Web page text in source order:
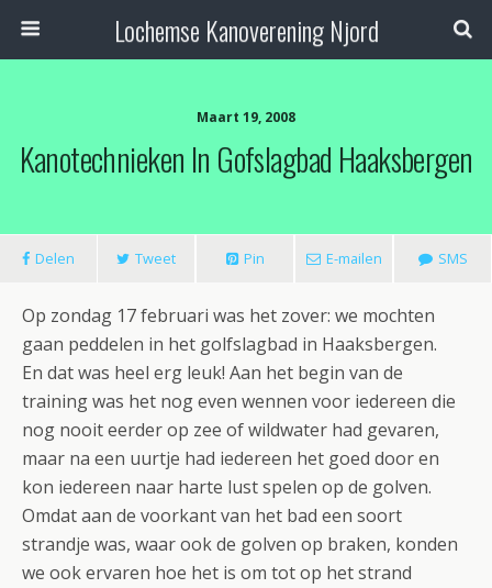
Lochemse Kanoverening Njord
Maart 19, 2008
Kanotechnieken In Gofslagbad Haaksbergen
Delen Tweet Pin E-mailen SMS
Op zondag 17 februari was het zover: we mochten
gaan peddelen in het golfslagbad in Haaksbergen.
En dat was heel erg leuk! Aan het begin van de
training was het nog even wennen voor iedereen die
nog nooit eerder op zee of wildwater had gevaren,
maar na een uurtje had iedereen het goed door en
kon iedereen naar harte lust spelen op de golven.
Omdat aan de voorkant van het bad een soort
strandje was, waar ook de golven op braken, konden
we ook ervaren hoe het is om tot op het strand